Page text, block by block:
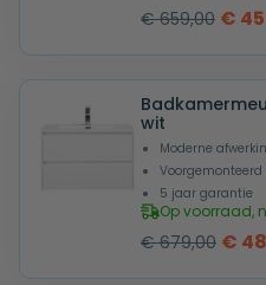
€659,00
was:
€
€
wit
Moderne
Voorgemonteerd
5 jaar garantie
Op voorraad,
€679,00 €